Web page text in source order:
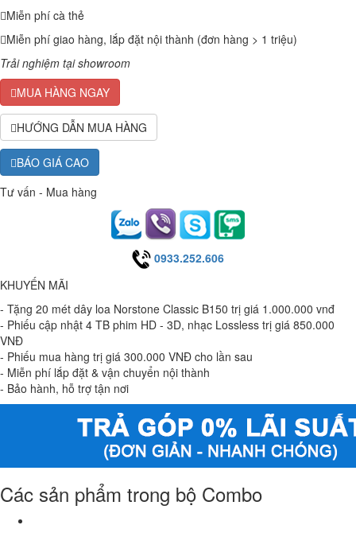
Miễn phí cà thẻ
Miễn phí giao hàng, lắp đặt nội thành (đơn hàng > 1 triệu)
Trải nghiệm tại showroom
MUA HÀNG NGAY
HƯỚNG DẪN MUA HÀNG
BÁO GIÁ CAO
Tư vấn - Mua hàng
0933.252.606
KHUYẾN MÃI
- Tặng 20 mét dây loa Norstone Classic B150 trị giá 1.000.000 vnđ
- Phiếu cập nhật 4 TB phim HD - 3D, nhạc Lossless trị giá 850.000
VNĐ
- Phiếu mua hàng trị giá 300.000 VNĐ cho lần sau
- Miễn phí lắp đặt & vận chuyển nội thành
- Bảo hành, hỗ trợ tận nơi
Các sản phẩm trong bộ Combo